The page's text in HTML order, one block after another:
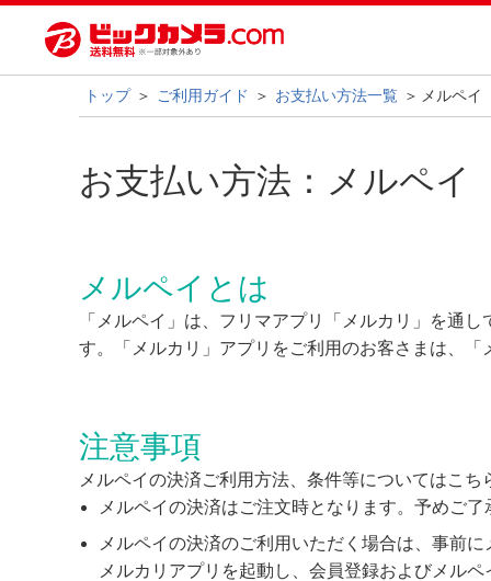
トップ ご利用ガイド お支払い方法一覧 メルペイ
お支払い方法：メルペイ
メルペイとは
「メルペイ」は、フリマアプリ「メルカリ」を通
す。「メルカリ」アプリをご利用のお客さまは、
注意事項
メルペイの決済ご利用方法、条件等についてはこ
メルペイの決済はご注文時となります。予めご了
メルペイの決済のご利用いただく場合は、事前
メルカリアプリを起動し、会員登録およびメル